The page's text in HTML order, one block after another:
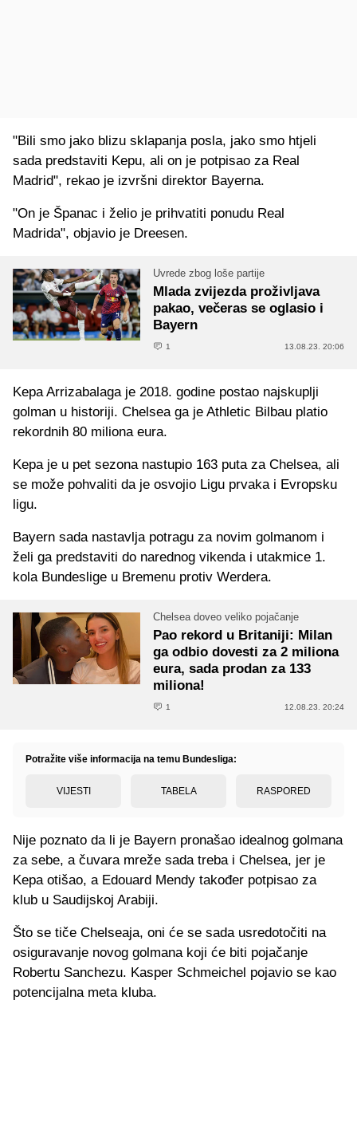
"Bili smo jako blizu sklapanja posla, jako smo htjeli
sada predstaviti Kepu, ali on je potpisao za Real
Madrid", rekao je izvršni direktor Bayerna.
"On je Španac i želio je prihvatiti ponudu Real
Madrida", objavio je Dreesen.
Uvrede zbog loše partije
Mlada zvijezda proživljava
pakao, večeras se oglasio i
Bayern
1 13.08.23. 20:06
Kepa Arrizabalaga je 2018. godine postao najskuplji
golman u historiji. Chelsea ga je Athletic Bilbau platio
rekordnih 80 miliona eura.
Kepa je u pet sezona nastupio 163 puta za Chelsea, ali
se može pohvaliti da je osvojio Ligu prvaka i Evropsku
ligu.
Bayern sada nastavlja potragu za novim golmanom i
želi ga predstaviti do narednog vikenda i utakmice 1.
kola Bundeslige u Bremenu protiv Werdera.
Chelsea doveo veliko pojačanje
Pao rekord u Britaniji: Milan
ga odbio dovesti za 2 miliona
eura, sada prodan za 133
miliona!
1 12.08.23. 20:24
Potražite više informacija na temu Bundesliga:
VIJESTI TABELA RASPORED
Nije poznato da li je Bayern pronašao idealnog golmana
za sebe, a čuvara mreže sada treba i Chelsea, jer je
Kepa otišao, a Edouard Mendy također potpisao za
klub u Saudijskoj Arabiji.
Što se tiče Chelseaja, oni će se sada usredotočiti na
osiguravanje novog golmana koji će biti pojačanje
Robertu Sanchezu. Kasper Schmeichel pojavio se kao
potencijalna meta kluba.